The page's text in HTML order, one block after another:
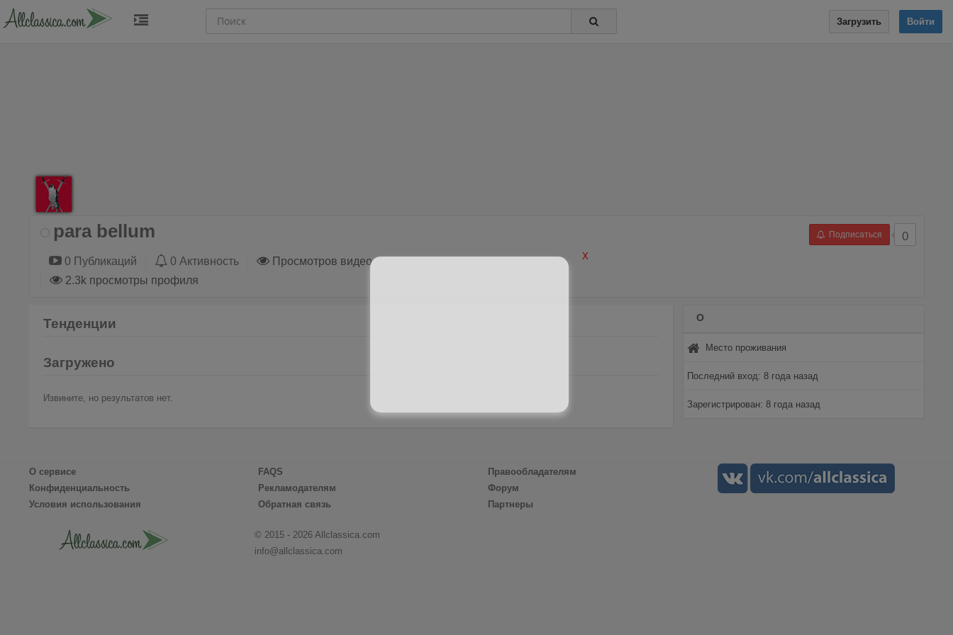
Загрузить Войти
para bellum
0 Публикаций 0 Активность
Просмотров видео
2.3k просмотры профиля
Подписаться 0
Тенденции
Загружено
Извините, но результатов нет.
О
Место проживания
Последний вход: 8 года назад
Зарегистрирован: 8 года назад
О сервисе
Конфиденциальность
Условия использования
FAQS
Рекламодателям
Обратная связь
Правообладателям
Форум
Партнеры
© 2015 - 2026 Allclassica.com
info@allclassica.com
X